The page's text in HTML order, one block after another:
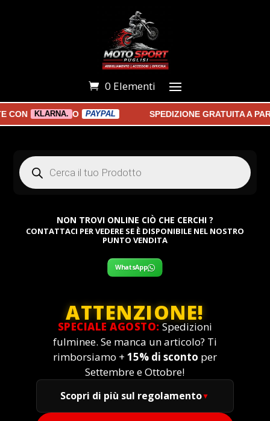
0 Elementi
KLARNA. O PAYPAL SPEDIZIONE GRATUITA A
Products
search
NON TROVI ONLINE CIÒ CHE CERCHI ?
CONTATTACI PER VEDERE SE È DISPONIBILE NEL NOSTRO
PUNTO VENDITA
WhatsApp
ATTENZIONE!
SPECIALE AGOSTO: Spedizioni
fulminee. Se manca un articolo? Ti
rimborsiamo + 15% di sconto per
Settembre e Ottobre!
Scopri di più sul regolamento